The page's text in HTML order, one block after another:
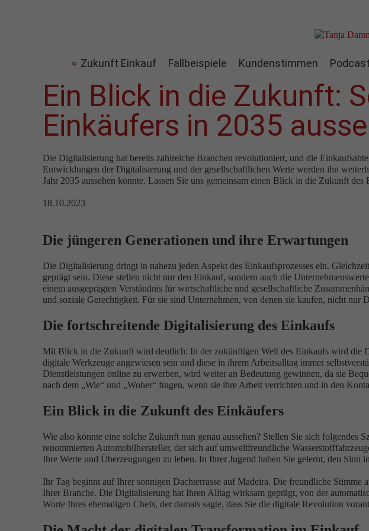
Zukunft Einkauf Fallbeispiele Kundenstimmen Podcast
Ein Blick in die Zukunft:
Einkäufers in 2035
Die Digitalisierung hat bereits zahlreiche Branchen revolutioniert, und die
Entwicklungen der Digitalisierung und der gesellschaftlichen Werte werden ihn
Jahr 2035 aussehen könnte. Lassen Sie uns gemeinsam einen Blick in die Zukunft des
18.10.2023
Die jüngeren Generationen und ihre Erwartungen
Die Digitalisierung dringt in nahezu jeden Aspekt des Einkaufsprozesses ein.
geprägt sein. Diese stellen nicht nur den Einkauf, sondern auch die
einem ausgeprägten Verständnis für wirtschaftliche und gesellschaftliche
und soziale Gerechtigkeit. Für sie sind Unternehmen, von denen sie kaufen, nicht nur
Die fortschreitende Digitalisierung des Einkaufs
Mit Blick in die Zukunft wird deutlich: In der zukünftigen Welt des Einkaufs wird die
digitale Werkzeuge angewiesen sein und diese in ihrem Arbeitsalltag immer
Dienstleistungen online zu erwerben, wird weiter an Bedeutung gewinnen, da sie
nach dem „Wie“ und „Woher“ fragen, wenn sie ihre Arbeit verrichten und in den
Ein Blick in die Zukunft des Einkäufers
Wie also könnte eine solche Zukunft nun genau aussehen? Stellen Sie sich folgendes
renommierten Automobilhersteller, der sich auf umweltfreundliche
Ihre Werte und Überzeugungen zu leben. In Ihrer Jugend haben Sie gelernt, den Sinn
Ihr Tag beginnt auf Ihrer sonnigen Dachterrasse auf Madeira. Die freundliche
Ihrer Branche. Die Digitalisierung hat Ihren Alltag wirksam geprägt, von der
Worte Ihres ehemaligen Chefs, der damals sagte, dass Sie die digitale Revolution